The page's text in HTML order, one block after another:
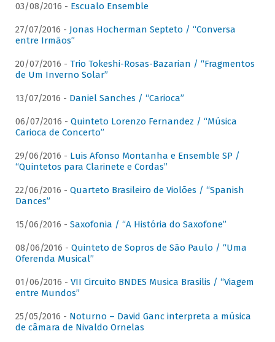
03/08/2016 - Escualo Ensemble
27/07/2016 - Jonas Hocherman Septeto / “Conversa
entre Irmãos”
20/07/2016 - Trio Tokeshi-Rosas-Bazarian / “Fragmentos
de Um Inverno Solar”
13/07/2016 - Daniel Sanches / “Carioca”
06/07/2016 - Quinteto Lorenzo Fernandez / “Música
Carioca de Concerto”
29/06/2016 - Luis Afonso Montanha e Ensemble SP /
“Quintetos para Clarinete e Cordas”
22/06/2016 - Quarteto Brasileiro de Violões / “Spanish
Dances”
15/06/2016 - Saxofonia / “A História do Saxofone”
08/06/2016 - Quinteto de Sopros de São Paulo / “Uma
Oferenda Musical”
01/06/2016 - VII Circuito BNDES Musica Brasilis / “Viagem
entre Mundos”
25/05/2016 - Noturno – David Ganc interpreta a música
de câmara de Nivaldo Ornelas